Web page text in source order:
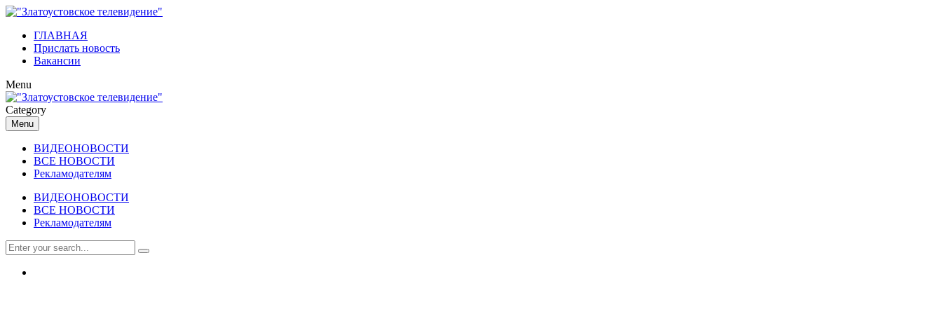
ГЛАВНАЯ
Прислать новость
Вакансии
Menu
Category
Menu
ВИДЕОНОВОСТИ
ВСЕ НОВОСТИ
Рекламодателям
ВИДЕОНОВОСТИ
ВСЕ НОВОСТИ
Рекламодателям